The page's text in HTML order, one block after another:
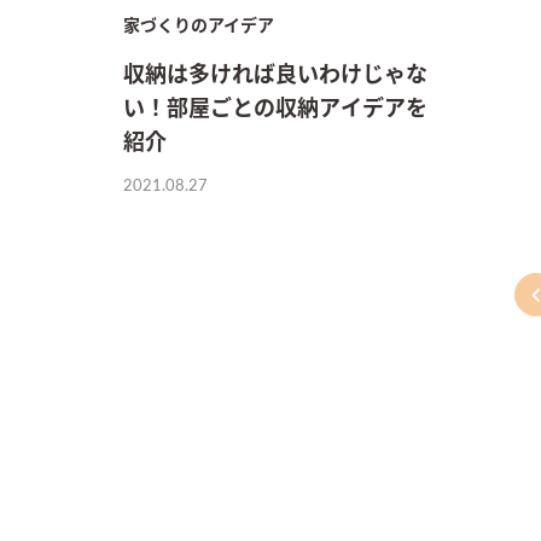
家づくりのアイデア
収納は多ければ良いわけじゃな
い！部屋ごとの収納アイデアを
紹介
2021.08.27